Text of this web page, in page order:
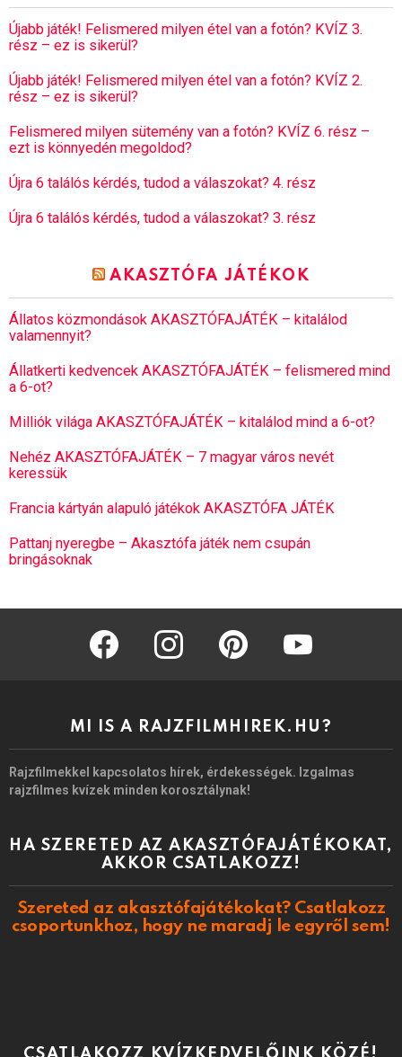
Újabb játék! Felismered milyen étel van a fotón? KVÍZ 3.
rész – ez is sikerül?
Újabb játék! Felismered milyen étel van a fotón? KVÍZ 2.
rész – ez is sikerül?
Felismered milyen sütemény van a fotón? KVÍZ 6. rész –
ezt is könnyedén megoldod?
Újra 6 találós kérdés, tudod a válaszokat? 4. rész
Újra 6 találós kérdés, tudod a válaszokat? 3. rész
AKASZTÓFA JÁTÉKOK
Állatos közmondások AKASZTÓFAJÁTÉK – kitalálod
valamennyit?
Állatkerti kedvencek AKASZTÓFAJÁTÉK – felismered mind
a 6-ot?
Milliók világa AKASZTÓFAJÁTÉK – kitalálod mind a 6-ot?
Nehéz AKASZTÓFAJÁTÉK – 7 magyar város nevét
keressük
Francia kártyán alapuló játékok AKASZTÓFA JÁTÉK
Pattanj nyeregbe – Akasztófa játék nem csupán
bringásoknak
facebook instagram pinterest
MI IS A RAJZFILMHIREK.HU?
Rajzfilmekkel kapcsolatos hírek, érdekességek. Izgalmas
rajzfilmes kvízek minden korosztálynak!
HA SZERETED AZ AKASZTÓFAJÁTÉKOKAT,
AKKOR CSATLAKOZZ!
Szereted az akasztófajátékokat? Csatlakozz
csoportunkhoz, hogy ne maradj le egyről sem!